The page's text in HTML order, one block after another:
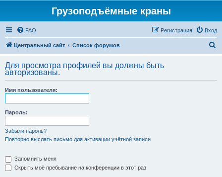
Грузоподъёмные краны
FAQ Вход
Регистрация
Центральный сайт Список форумов
с
Для просмотра профилей вы должны быть
авторизованы.
Имя пользователя:
Пароль:
Забыли пароль?
Повторно выслать письмо для активации учётной записи
Запомнить меня
Скрыть моё пребывание на конференции в этот раз